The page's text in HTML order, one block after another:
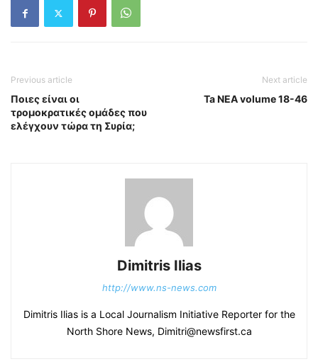
Previous article
Ποιες είναι οι
τρομοκρατικές ομάδες που
ελέγχουν τώρα τη Συρία;
Next article
Ta NEA volume 18-46
Dimitris Ilias
http://www.ns-news.com
Dimitris Ilias is a Local Journalism Initiative Reporter for the
North Shore News, Dimitri@newsfirst.ca